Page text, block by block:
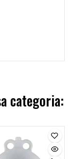
categoria: